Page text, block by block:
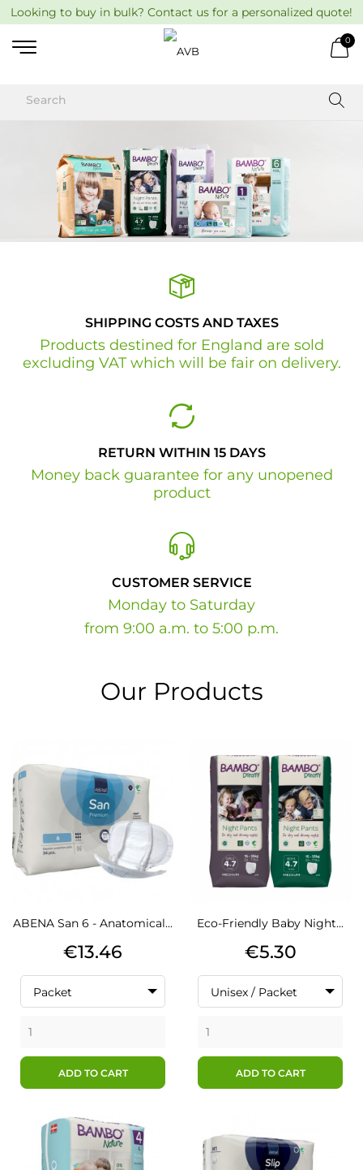
Looking to buy in bulk? Contact us for a personalized quote!
0
SHIPPING COSTS AND TAXES
Products destined for England are sold
excluding VAT which will be fair on delivery.
RETURN WITHIN 15 DAYS
Money back guarantee for any unopened
product
CUSTOMER SERVICE
Monday to Saturday
from 9:00 a.m. to 5:00 p.m.
Our Products
ABENA San 6 - Anatomical...
Price
€13.46
Packet
ADD TO CART
Eco-Friendly Baby Night...
Price
€5.30
Unisex / Packet
ADD TO CART